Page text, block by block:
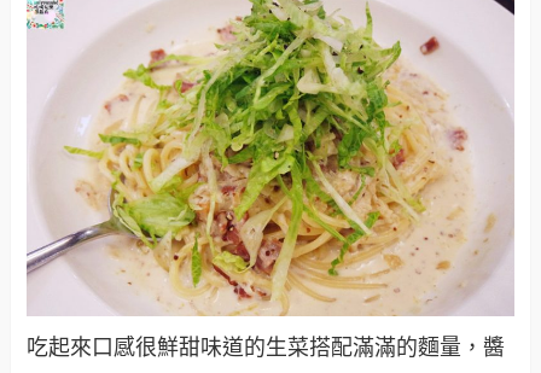
吃起來口感很鮮甜味道的生菜搭配滿滿的麵量，醬